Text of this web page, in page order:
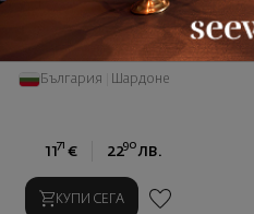
Богдая Естейт Шардоне 2023
България Шардоне
1171 € 2290 лв.
КУПИ СЕГА